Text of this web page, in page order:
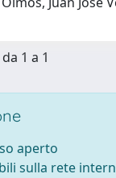
1 a 1
aperto
sulla rete